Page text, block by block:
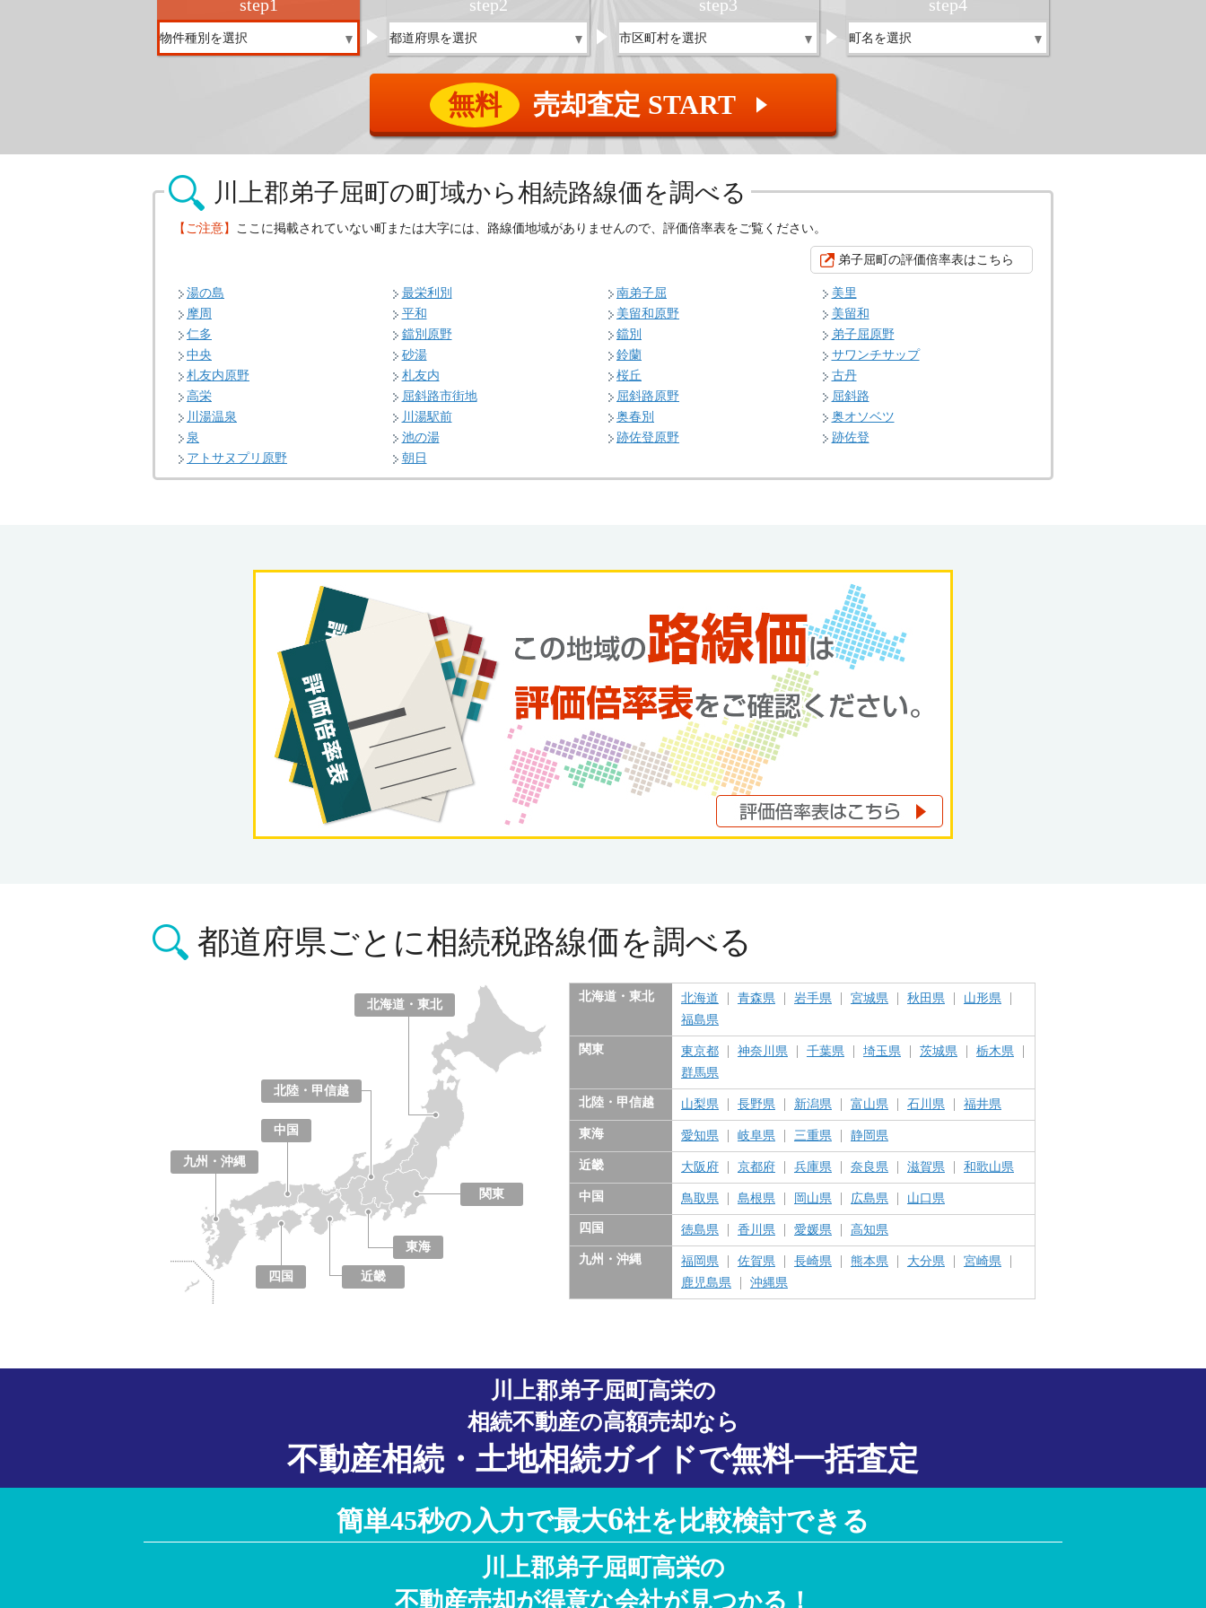
step1 step2 step3 step4
無料 売却査定 START ▲
川上郡弟子屈町の町域から相続路線価を調べる
【ご注意】 ここに掲載されていない町または大字には、路線価地域がありませんので、評価倍率表をご覧ください。
弟子屈町の評価倍率表はこちら
湯の島 最栄利別 南弟子屈
美里
摩周
平和 美留和原野
美留和
仁多
鐺別原野 鐺別
弟子屈原野
中央
砂湯 鈴蘭
サワンチサップ
札友内原野
札友内 桜丘
古丹
高栄
屈斜路市街地 屈斜路原野
屈斜路
川湯温泉
川湯駅前 奥春別
奥オソベツ
泉
池の湯 跡佐登原野
跡佐登
アトサヌプリ原野
朝日
都道府県ごとに相続税路線価を調べる
北海道・東北
関東
北陸・甲信越
東海
愛知県
岐阜県
三重県
静岡県
近畿
中国
四国
九州・沖縄
北海道・東北 北海道 青森県 岩手県 宮城県 秋田県
山形県
福島県
関東 東京都 神奈川県 千葉県 埼玉県 茨城県
栃木県
群馬県
北陸・甲信越 山梨県 長野県 新潟県 富山県 石川県 福井県
東海 愛知県 岐阜県 三重県 静岡県
近畿 大阪府 京都府 兵庫県 奈良県 滋賀県 和歌山県
中国 鳥取県 島根県 岡山県 広島県 山口県
四国 徳島県 香川県 愛媛県 高知県
九州・沖縄 福岡県 佐賀県 長崎県 熊本県 大分県
宮崎県
鹿児島県
沖縄県
川上郡弟子屈町高栄の
相続不動産の高額売却なら
不動産相続・土地相続ガイドで無料一括査定
簡単45秒の入力で最大6社を比較検討できる
川上郡弟子屈町高栄の
不動産売却が得意な会社が見つかる！